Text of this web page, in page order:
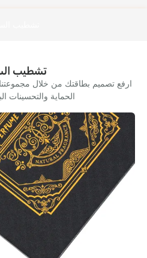
تشطيب
ارفع تصميم بطاقتك من خلال
الحماية والتحسينات